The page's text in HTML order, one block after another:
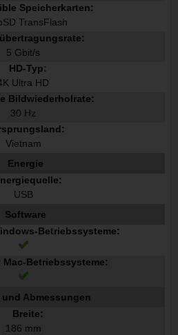
Speicherkarten:
TransFlash
5 Gbit/s
HD-Typ:
Ultra HD
Bildwiederholrate:
30 Hz
Vietnam
Energie
USB
Software
Betriebssysteme:
Betriebssysteme:
Abmessungen
Breite:
186 mm